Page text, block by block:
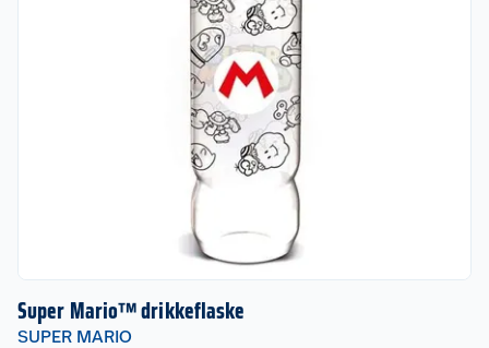
Super Mario™ drikkeflaske
SUPER MARIO